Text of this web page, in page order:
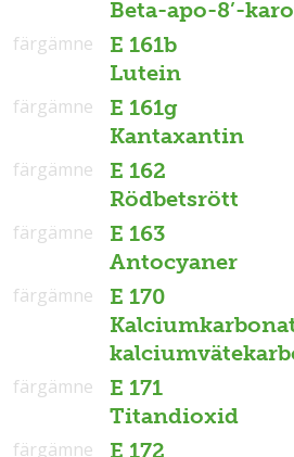
Beta-apo-8’-
E 161b
Lutein
färgämne
E 161g
Kantaxantin
färgämne
E 162
Rödbetsrött
färgämne
E 163
Antocyaner
färgämne
E 170
färgämne
E 171
Titandioxid
färgämne
E 172
färgämne